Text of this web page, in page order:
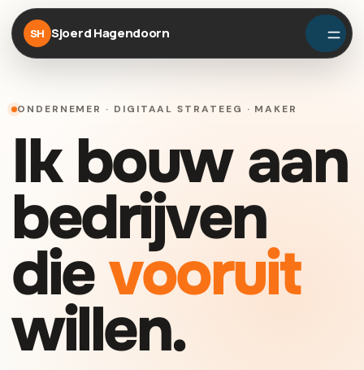
SH Sjoerd Hagendoorn
ONDERNEMER · DIGITAAL STRATEEG · MAKER
Ik bouw aan
bedrijven
dievooruit
willen.